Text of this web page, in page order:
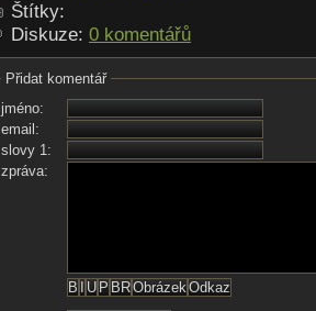
Štítky:
Diskuze: 0 komentářů
Přidat komentář
jméno:
email:
slovy 1:
zpráva: